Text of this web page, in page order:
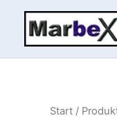
springen
Start /